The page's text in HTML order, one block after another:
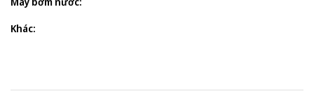
Khác: